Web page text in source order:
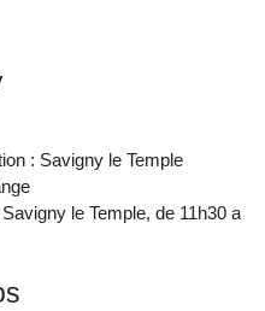
: Savigny le Temple
le Temple, de 11h30 a